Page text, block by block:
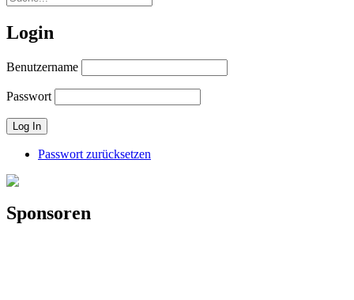
Login
Benutzername
Passwort
Passwort zurücksetzen
Sponsoren